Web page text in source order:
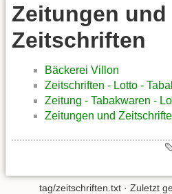
Zeitungen und
Zeitschriften
Bäckerei Villon
Zeitschriften - Lotto -
Zeitung - Tabakwaren -
Zeitungen und
tag/zeitschriften.txt · Zuletzt